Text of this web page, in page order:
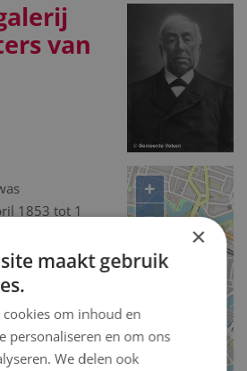
van
1853 tot 1
in 2014, na
het Noord-
+
−
×
maakt gebruik
cookies om inhoud en
personaliseren en om ons
We delen ook